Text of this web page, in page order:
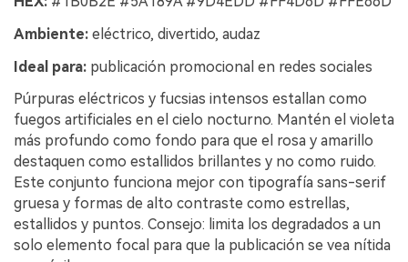
Ambiente: eléctrico, divertido, audaz
Ideal para: publicación promocional en redes sociales
Púrpuras eléctricos y fucsias intensos estallan como
fuegos artificiales en el cielo nocturno. Mantén el violeta
más profundo como fondo para que el rosa y amarillo
destaquen como estallidos brillantes y no como ruido.
Este conjunto funciona mejor con tipografía sans-serif
gruesa y formas de alto contraste como estrellas,
estallidos y puntos. Consejo: limita los degradados a un
solo elemento focal para que la publicación se vea nítida